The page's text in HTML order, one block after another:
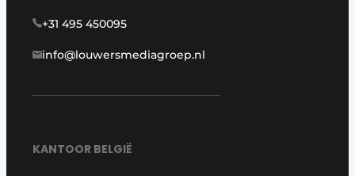
+31 495 450095
info@louwersmediagroep.nl
KANTOOR BELGIË